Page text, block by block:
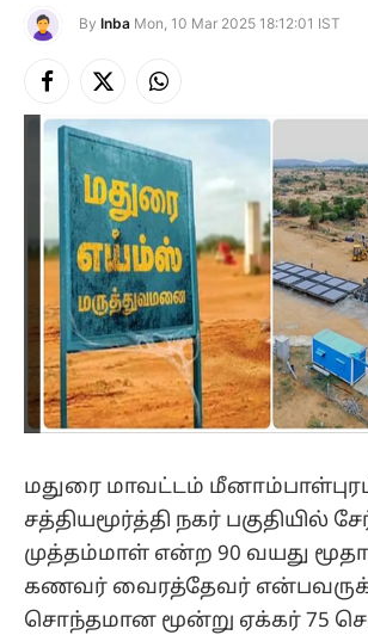
By Inba Mon, 10 Mar 2025 18:12:01 IST
Facebook
X
(Twitter)
Instagram
மதுரை மாவட்டம்
சத்தியமூர்த்தி நகர் பகுதியில்
முத்தம்மாள் என்ற 90 வயது
கணவர் வைரத்தேவர்
சொந்தமான மூன்று ஏக்கர் 75